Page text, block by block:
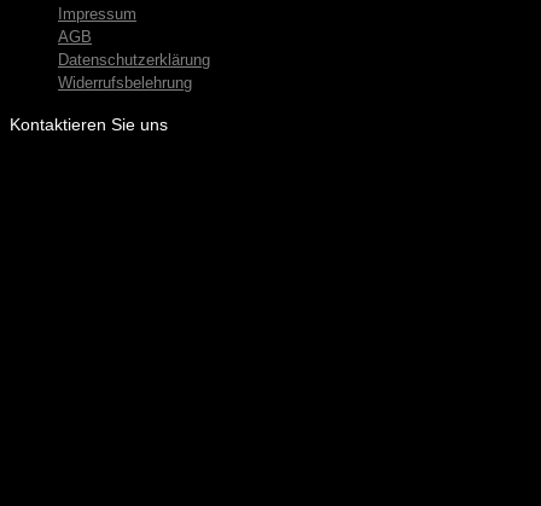
Impressum
AGB
Datenschutzerklärung
Widerrufsbelehrung
Kontaktieren Sie uns